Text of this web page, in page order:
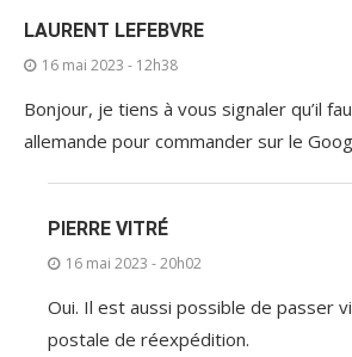
LAURENT LEFEBVRE
16 mai 2023 - 12h38
Bonjour, je tiens à vous signaler qu’il
allemande pour commander sur le
PIERRE VITRÉ
16 mai 2023 - 20h02
Oui. Il est aussi possible de passer
postale de réexpédition.